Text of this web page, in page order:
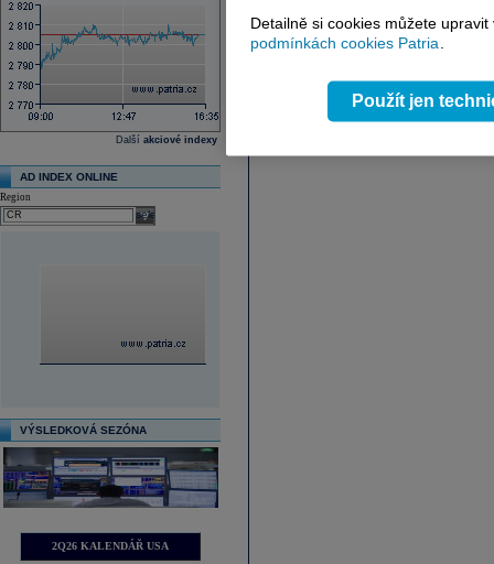
Další akciové indexy
AD INDEX ONLINE
Region
select
VÝSLEDKOVÁ SEZÓNA
2Q26 KALENDÁŘ USA
Detailně si cookies můžete
podmínkách cookies Patria.
Použít jen